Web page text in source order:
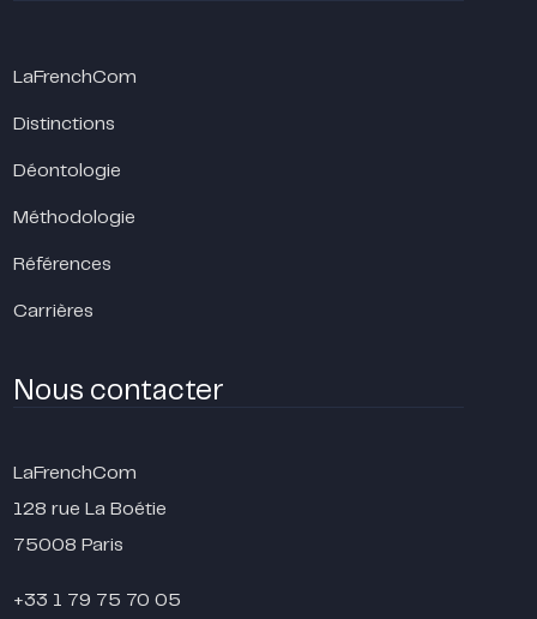
LaFrenchCom
Distinctions
Déontologie
Méthodologie
Références
Carrières
Nous contacter
LaFrenchCom
128 rue La Boétie
75008 Paris
+33 1 79 75 70 05